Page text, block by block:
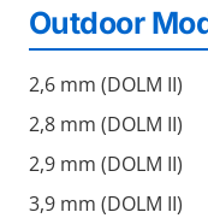
Outdoor
2,6 mm (DOLM II)
2,8 mm (DOLM II)
2,9 mm (DOLM II)
3,9 mm (DOLM II)